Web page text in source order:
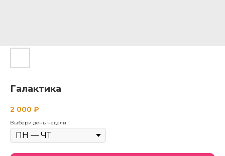
Галактика
2 000 ₽
Выбери день недели